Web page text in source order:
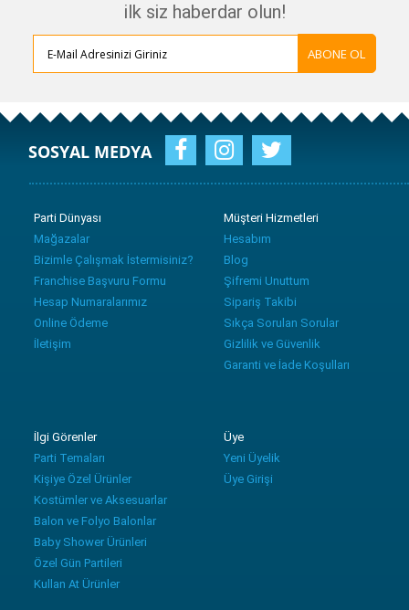
ilk siz haberdar olun!
ABONE OL
SOSYAL MEDYA
Parti Dünyası
Mağazalar
Bizimle Çalışmak İstermisiniz?
Franchise Başvuru Formu
Hesap Numaralarımız
Online Ödeme
İletişim
Müşteri Hizmetleri
Hesabım
Blog
Şifremi Unuttum
Sipariş Takibi
Sıkça Sorulan Sorular
Gizlilik ve Güvenlik
Garanti ve İade Koşulları
İlgi Görenler
Parti Temaları
Kişiye Özel Ürünler
Kostümler ve Aksesuarlar
Balon ve Folyo Balonlar
Baby Shower Ürünleri
Özel Gün Partileri
Kullan At Ürünler
Üye
Yeni Üyelik
Üye Girişi